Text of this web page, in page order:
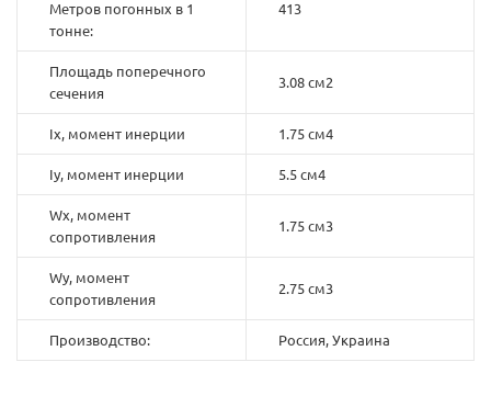
Метров погонных в 1
тонне:
413
Площадь поперечного
сечения
3.08 см2
Ix, момент инерции 1.75 см4
Iy, момент инерции 5.5 см4
Wx, момент
сопротивления
1.75 см3
Wy, момент
сопротивления
2.75 см3
Производство: Россия, Украина